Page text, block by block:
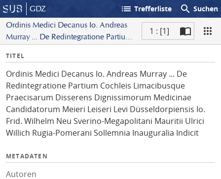
GDZ list Trefferliste search Suchen
Ordinis Medici Decanus Io. Andreas
Murray ... De Redintegratione Partium
Disserens Dignissimorum Medicinae
Candidatorum Meieri Leiseri Levi
Düsseldorpiensis Io. Frid. Wilhelm Neu
Sverino-Megapolitani Mauritii Ulrici
Willich Rugia-Pomerani Sollemnia
Inauguralia Indicit
1 : [1]
I
f
o
TITEL
Ordinis Medici Decanus Io. Andreas Murray ... De
Redintegratione Partium Cochleis Limacibusque
Praecisarum Disserens Dignissimorum Medicinae
Candidatorum Meieri Leiseri Levi Düsseldorpiensis Io.
Frid. Wilhelm Neu Sverino-Megapolitani Mauritii Ulrici
Willich Rugia-Pomerani Sollemnia Inauguralia Indicit
METADATEN
Autoren